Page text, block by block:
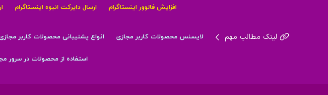
افزایش فالوور اینستاگرام ارسال دایرکت انبوه اینستاگرام
لینک مطالب مهم لایسنس محصولات کاربر مجازی انواع پشتیبانی محصولات کاربر
استفاده از محصولات در سرور